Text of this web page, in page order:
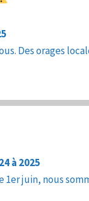
Des orages
à 2025
1er juin, nous